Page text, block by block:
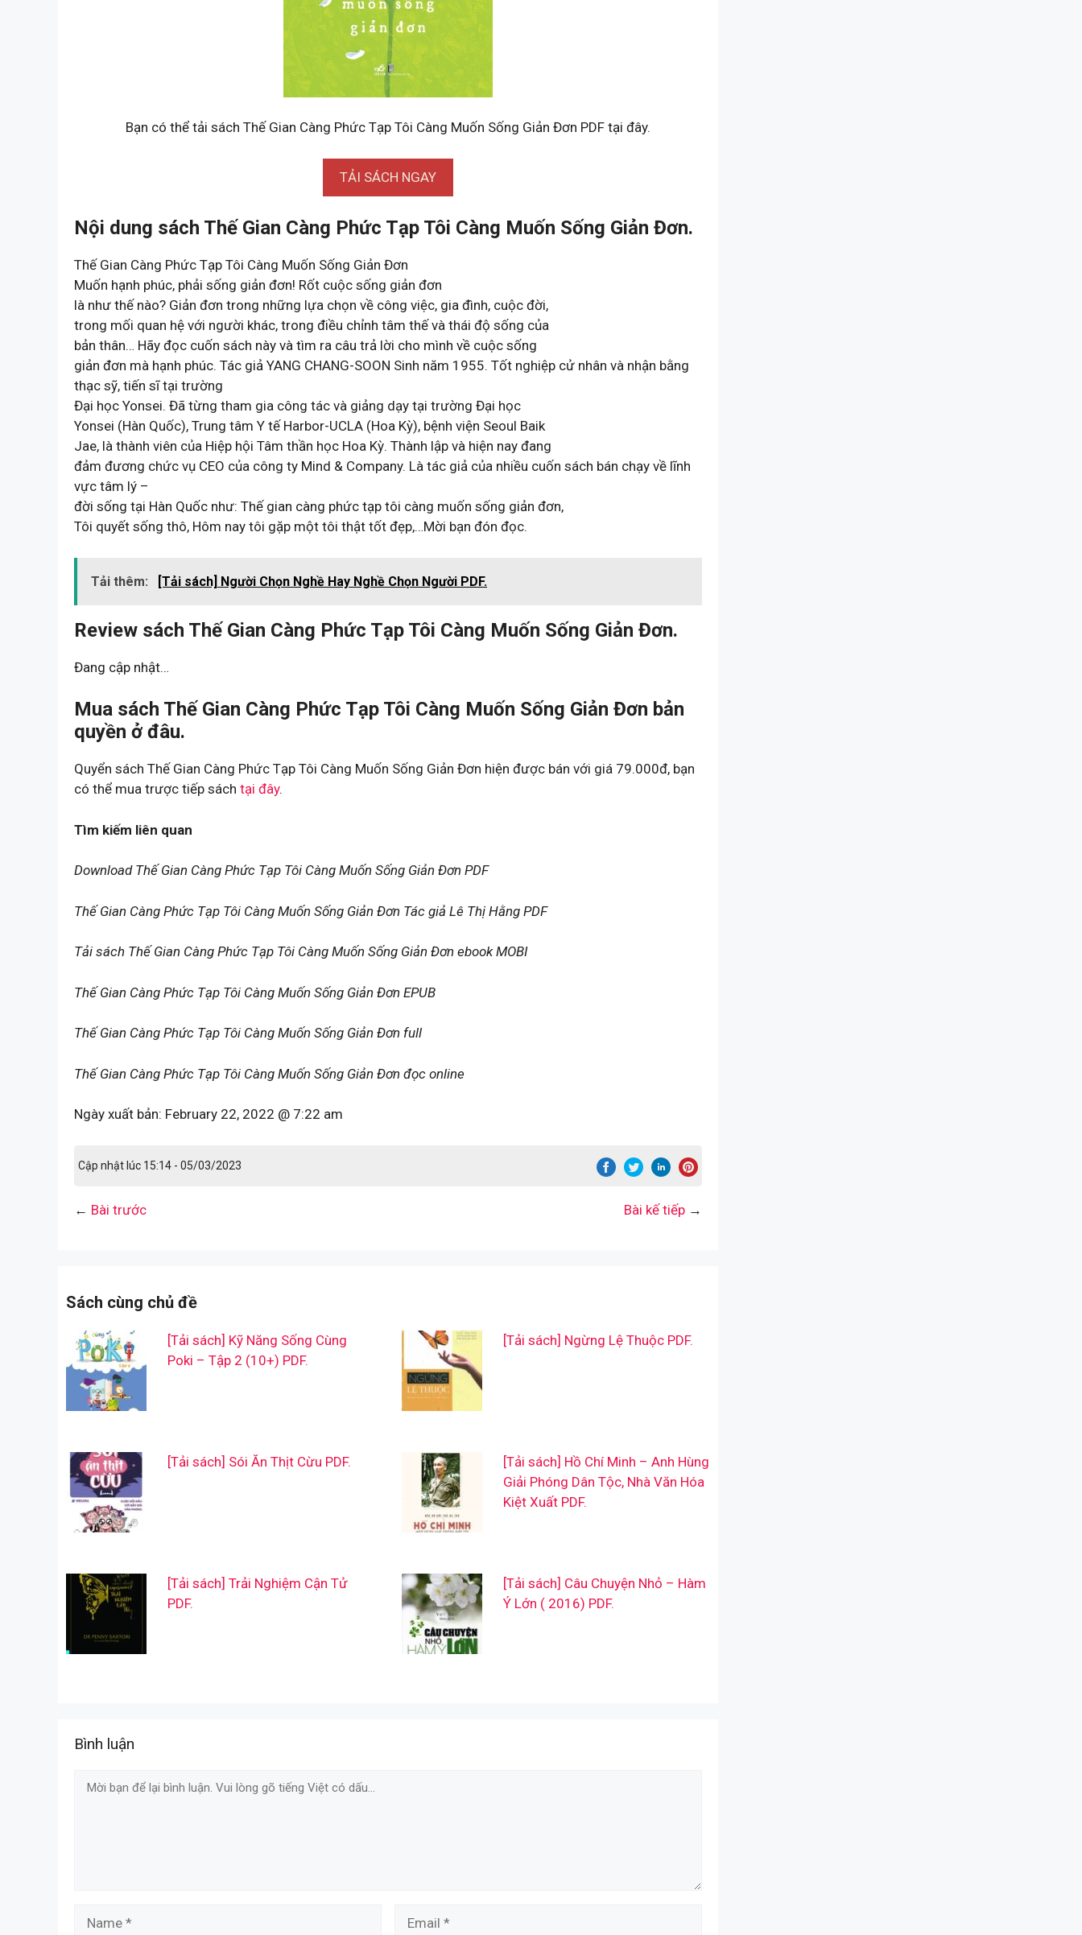
Bạn có thể tải sách Thế Gian Càng Phức Tạp Tôi Càng Muốn Sống Giản Đơn PDF tại đây.
TẢI SÁCH NGAY
Nội dung sách Thế Gian Càng Phức Tạp Tôi Càng Muốn Sống Giản Đơn.
Thế Gian Càng Phức Tạp Tôi Càng Muốn Sống Giản Đơn
Muốn hạnh phúc, phải sống giản đơn! Rốt cuộc sống giản đơn
là như thế nào? Giản đơn trong những lựa chọn về công việc, gia đình, cuộc đời,
trong mối quan hệ với người khác, trong điều chỉnh tâm thế và thái độ sống của
bản thân… Hãy đọc cuốn sách này và tìm ra câu trả lời cho mình về cuộc sống
giản đơn mà hạnh phúc. Tác giả YANG CHANG-SOON Sinh năm 1955. Tốt nghiệp cử nhân và nhận bằng
thạc sỹ, tiến sĩ tại trường
Đại học Yonsei. Đã từng tham gia công tác và giảng dạy tại trường Đại học
Yonsei (Hàn Quốc), Trung tâm Y tế Harbor-UCLA (Hoa Kỳ), bệnh viện Seoul Baik
Jae, là thành viên của Hiệp hội Tâm thần học Hoa Kỳ. Thành lập và hiện nay đang
đảm đương chức vụ CEO của công ty Mind & Company. Là tác giả của nhiều cuốn sách bán chạy về lĩnh
vực tâm lý –
đời sống tại Hàn Quốc như: Thế gian càng phức tạp tôi càng muốn sống giản đơn,
Tôi quyết sống thô, Hôm nay tôi gặp một tôi thật tốt đẹp,…Mời bạn đón đọc.
Tải thêm: [Tải sách] Người Chọn Nghề Hay Nghề Chọn Người PDF.
Review sách Thế Gian Càng Phức Tạp Tôi Càng Muốn Sống Giản Đơn.
Đang cập nhật…
Mua sách Thế Gian Càng Phức Tạp Tôi Càng Muốn Sống Giản Đơn bản
quyền ở đâu.
Quyển sách Thế Gian Càng Phức Tạp Tôi Càng Muốn Sống Giản Đơn hiện được bán với giá 79.000đ, bạn
có thể mua trược tiếp sách tại đây.
Tìm kiếm liên quan
Download Thế Gian Càng Phức Tạp Tôi Càng Muốn Sống Giản Đơn PDF
Thế Gian Càng Phức Tạp Tôi Càng Muốn Sống Giản Đơn Tác giả Lê Thị Hằng PDF
Tải sách Thế Gian Càng Phức Tạp Tôi Càng Muốn Sống Giản Đơn ebook MOBI
Thế Gian Càng Phức Tạp Tôi Càng Muốn Sống Giản Đơn EPUB
Thế Gian Càng Phức Tạp Tôi Càng Muốn Sống Giản Đơn full
Thế Gian Càng Phức Tạp Tôi Càng Muốn Sống Giản Đơn đọc online
Ngày xuất bản: February 22, 2022 @ 7:22 am
Cập nhật lúc 15:14 - 05/03/2023
← Bài trước Bài kế tiếp →
Sách cùng chủ đề
[Tải sách] Kỹ Năng Sống Cùng
Poki – Tập 2 (10+) PDF.
[Tải sách] Ngừng Lệ Thuộc PDF.
[Tải sách] Sói Ăn Thịt Cừu PDF.
[Tải sách] Hồ Chí Minh – Anh Hùng
Giải Phóng Dân Tộc, Nhà Văn Hóa
Kiệt Xuất PDF.
[Tải sách] Trải Nghiệm Cận Tử
PDF.
[Tải sách] Câu Chuyện Nhỏ – Hàm
Ý Lớn ( 2016) PDF.
Bình luận
Comment